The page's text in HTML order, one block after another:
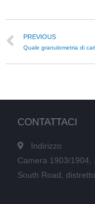
PREVIOUS
CONTATTACI
Indirizzo
Camera 1903/1904,
South Road,